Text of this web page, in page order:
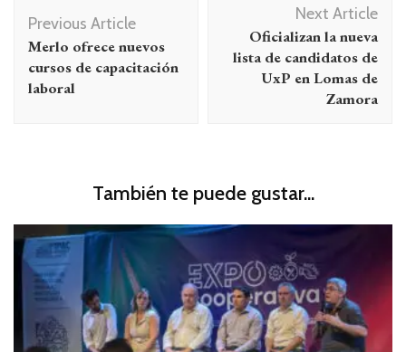
de
entradas
Previous Article
Merlo ofrece nuevos
cursos de capacitación
laboral
Next Article
Oficializan la nueva
lista de candidatos de
UxP en Lomas de
Zamora
También te puede gustar...